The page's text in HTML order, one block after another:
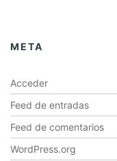
META
Acceder
Feed de entradas
Feed de comentarios
WordPress.org